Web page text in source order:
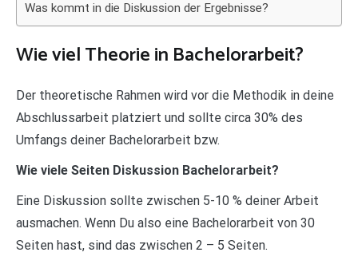
Was kommt in die Diskussion der Ergebnisse?
Wie viel Theorie in Bachelorarbeit?
Der theoretische Rahmen wird vor die Methodik in deine
Abschlussarbeit platziert und sollte circa 30% des
Umfangs deiner Bachelorarbeit bzw.
Wie viele Seiten Diskussion Bachelorarbeit?
Eine Diskussion sollte zwischen 5-10 % deiner Arbeit
ausmachen. Wenn Du also eine Bachelorarbeit von 30
Seiten hast, sind das zwischen 2 – 5 Seiten.